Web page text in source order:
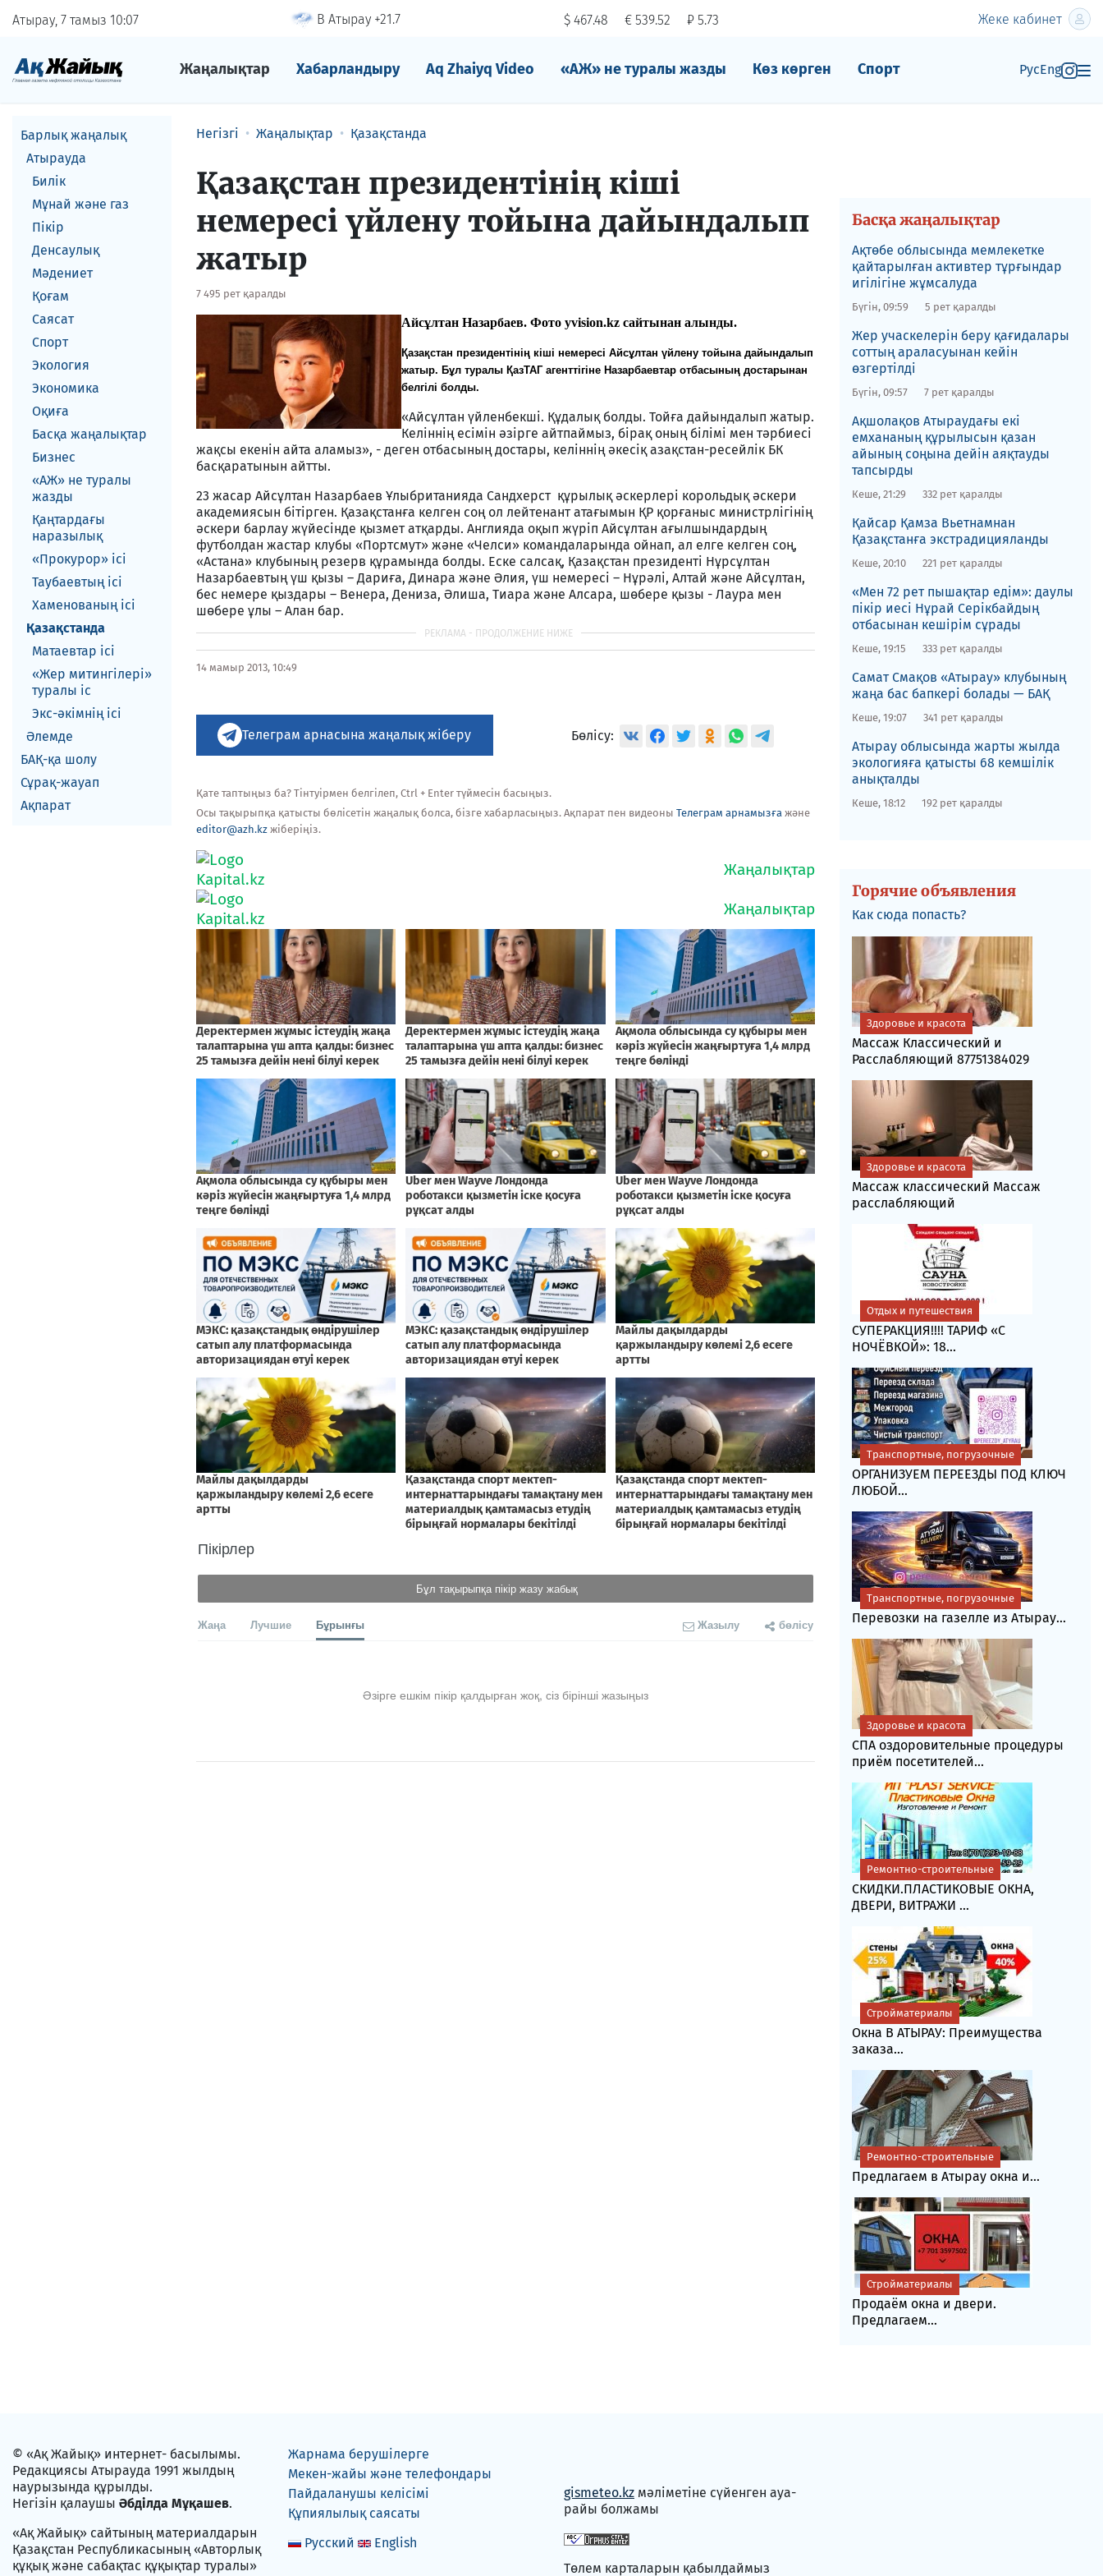
Атырау, 7 тамыз 10 07 В Атырау +21.7 $ 467.48 € 539.52 ₽ 5.73 Жеке кабинет
Жаңалықтар Хабарландыру Aq Zhaiyq Video «АЖ» не туралы жазды Көз көрген Спорт РусEng
Барлық жаңалық
Атырауда
Билік
Мұнай және газ
Пікір
Денсаулық
Мәдениет
Қоғам
Саясат
Спорт
Экология
Экономика
Оқиға
Басқа жаңалықтар
Бизнес
«АЖ» не туралы
жазды
Қаңтардағы
наразылық
«Прокурор» ісі
Таубаевтың ісі
Хаменованың ісі
Қазақстанда
Матаевтар ici
«Жер митингілері»
туралы іс
Экс-әкiмнiң iсi
Әлемде
БАҚ-қа шолу
Сұрақ-жауап
Ақпарат
Негізгі Жаңалықтар Қазақстанда
Қазақстан президентінің кіші
немересі үйлену тойына дайындалып
жатыр
7 495 рет қаралды
Айсұлтан Назарбаев. Фото yvision.kz сайтынан алынды.
Қазақстан президентінің кіші немересі Айсұлтан үйлену тойына дайындалып
жатыр. Бұл туралы ҚазТАГ агенттігіне Назарбаевтар отбасының достарынан
белгілі болды.
«Айсұлтан үйленбекші. Құдалық болды. Тойға дайындалып жатыр.
Келіннің есімін әзірге айтпаймыз, бірақ оның білімі мен тәрбиесі
жақсы екенін айта аламыз», - деген отбасының достары, келіннің әкесіқ азақстан-ресейлік БК
басқаратынын айтты.
23 жасар Айсұлтан Назарбаев Ұлыбританияда Сандхерст құрылық әскерлері корольдық әскери
академиясын бітірген. Қазақстанға келген соң ол лейтенант атағымын ҚР қорғаныс министрлігінің
әскери барлау жүйесінде қызмет атқарды. Англияда оқып жүріп Айсұлтан ағылшындардың
футболдан жастар клубы «Портсмут» және «Челси» командаларында ойнап, ал елге келген соң,
«Астана» клубының резерв құрамында болды. Еске салсақ, Қазақстан президенті Нұрсұлтан
Назарбаевтың үш қызы – Дариға, Динара және Әлия, үш немересі – Нұрәлі, Алтай және Айсұлтан,
бес немере қыздары – Венера, Дениза, Әлиша, Тиара және Алсара, шөбере қызы - Лаура мен
шөбере ұлы – Алан бар.
14 мамыр 2013, 10:49
Телеграм арнасына жаңалық жіберу Бөлісу:
Қате таптыңыз ба? Тінтуірмен белгілеп, Ctrl + Enter түймесін басыңыз.
Осы тақырыпқа қатысты бөлісетін жаңалық болса, бізге хабарласыңыз. Ақпарат пен видеоны Телеграм арнамызға және
editor@azh.kz жіберіңіз.
Пікірлер
Бұл тақырыпқа пікір жазу жабық
Жаңа Лучшие Бұрынғы Жазылу бөлісу
Әзірге ешкім пікір қалдырған жоқ, сіз бірінші жазыңыз
Басқа жаңалықтар
​Ақтөбе облысында мемлекетке
қайтарылған активтер тұрғындар
игілігіне жұмсалуда
Бүгін, 09:59 5 рет қаралды
Жер учаскелерін беру қағидалары
соттың араласуынан кейін
өзгертілді
Бүгін, 09:57 7 рет қаралды
Ақшолақов Атыраудағы екі
емхананың құрылысын қазан
айының соңына дейін аяқтауды
тапсырды
Кеше, 21:29 332 рет қаралды
​Қайсар Қамза Вьетнамнан
Қазақстанға экстрадицияланды
Кеше, 20:10 221 рет қаралды
«Мен 72 рет пышақтар едім»: даулы
пікір иесі Нұрай Серікбайдың
отбасынан кешірім сұрады
Кеше, 19:15 333 рет қаралды
​Самат Смақов «Атырау» клубының
жаңа бас бапкері болады — БАҚ
Кеше, 19:07 341 рет қаралды
​Атырау облысында жарты жылда
экологияға қатысты 68 кемшілік
анықталды
Кеше, 18:12 192 рет қаралды
Горячие объявления
Как сюда попасть?
Массаж Классический и
Расслабляющий 87751384029
Здоровье и красота
Массаж классический Массаж
расслабляющий
Здоровье и красота
СУПЕРАКЦИЯ!!!! ТАРИФ «C
НОЧЁВКОЙ»: 18...
Отдых и путешествия
ОРГАНИЗУЕМ ПЕРЕЕЗДЫ ПОД КЛЮЧ
ЛЮБОЙ...
Транспортные, погрузочные
Перевозки на газелле из Атырау...
Транспортные, погрузочные
СПА оздоровительные процедуры
приём посетителей...
Здоровье и красота
СКИДКИ.ПЛАСТИКОВЫЕ ОКНА,
ДВЕРИ, ВИТРАЖИ ...
Ремонтно-строительные
Окна В АТЫРАУ: Преимущества
заказа...
Стройматериалы
Предлагаем в Атырау окна и...
Ремонтно-строительные
Продаём окна и двери.
Предлагаем...
Стройматериалы
© «Ақ Жайық» интернет- басылымы.
Редакциясы Атырауда 1991 жылдың
наурызында құрылды.
Негізін қалаушы Әбділда Мұқашев.
«Ақ Жайық» сайтының материалдарын
Қазақстан Республикасының «Авторлық
құқық және сабақтас құқықтар туралы»
Жарнама берушілерге
Мекен-жайы және телефондары
Пайдаланушы келісімі
Құпиялылық саясаты
Русский
English
gismeteo.kz мәліметіне сүйенген ауа-
райы болжамы
Төлем карталарын қабылдаймыз